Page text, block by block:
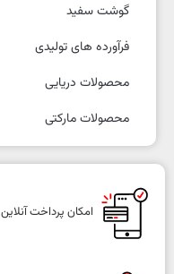
گوشت سفید
فرآورده های تولیدی
محصولات دریایی
محصولات مارکتی
امکان پرداخت آنلاین